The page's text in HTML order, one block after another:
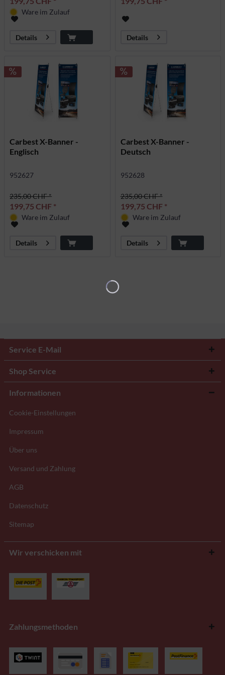
Ware im Zulauf
Details Details
Carbest X-Banner -
Englisch
952627
235,00 CHF *
199,75 CHF *
Ware im Zulauf
Details
Carbest X-Banner -
Deutsch
952628
235,00 CHF *
199,75 CHF *
Ware im Zulauf
Details
Service E-Mail
Shop Service
Informationen
Cookie-Einstellungen
Impressum
Über uns
Versand und Zahlung
AGB
Datenschutz
Sitemap
Wir verschicken mit
Zahlungsmethoden